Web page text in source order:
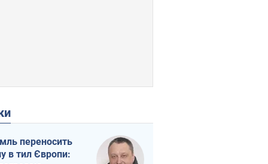
переносить
в тил Європи: